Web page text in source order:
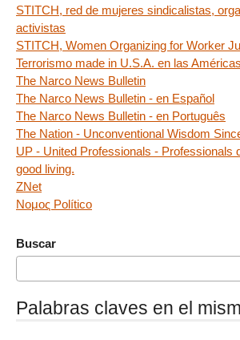
STITCH, red de mujeres sindicalistas,
activistas
STITCH, Women Organizing for Worker
Terrorismo made in U.S.A. en las Américas
The Narco News Bulletin
The Narco News Bulletin - en Español
The Narco News Bulletin - en Português
The Nation - Unconventional Wisdom
UP - United Professionals - Professionals
good living.
ZNet
Νομος Político
Buscar
Palabras claves en el